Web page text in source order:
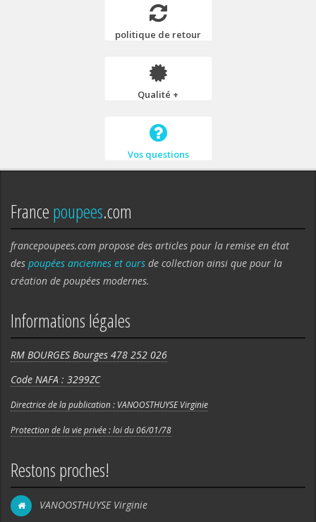
politique de retour
Qualité +
Vos questions
Francepoupees.com
francepoupees.com propose des articles pour la remise en état
des poupées anciennes et ours de collection ainsi que pour la
création de poupées modernes.
Informations légales
RM BOURGES Bourges 478 252 026
Code NAFA : 3299ZC
Directrice de la publication : VANOOSTHUYSE Virginie
Protection de la vie privée : loi du 06/01/78
Restons proches!
VANOOSTHUYSE Virginie